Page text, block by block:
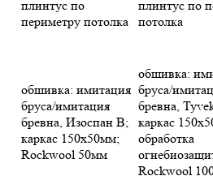
плинтус по
периметру потолка
плинтус по
потолка
обшивка: имитация
бруса/имитация
бревна, Изоспан В;
каркас 150х50мм;
Rockwool 50мм
обшивка:
бруса/
бревна,
каркас
обработка
Rockwool